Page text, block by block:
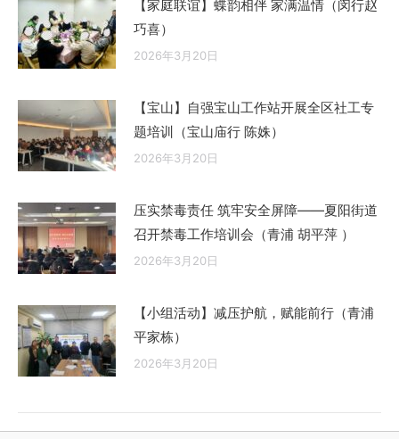
【家庭联谊】蝶韵相伴 家满温情（闵行赵
巧喜）
2026年3月20日
【宝山】自强宝山工作站开展全区社工专
题培训（宝山庙行 陈姝）
2026年3月20日
压实禁毒责任 筑牢安全屏障——夏阳街道
召开禁毒工作培训会（青浦 胡平萍 ）
2026年3月20日
【小组活动】减压护航，赋能前行（青浦
平家栋）
2026年3月20日